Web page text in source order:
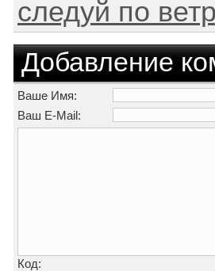
следуй по
Добавление
Ваше Имя:
Ваш E-Mail:
Код: